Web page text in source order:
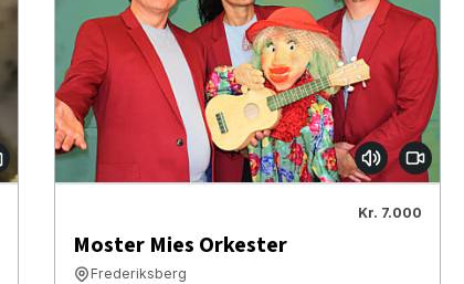
Kr. 7.000
Moster Mies Orkester
Frederiksberg